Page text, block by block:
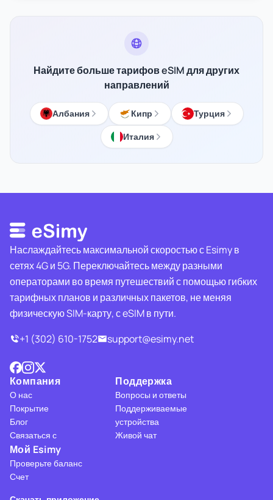
Найдите больше тарифов eSIM для других
направлений
Албания Кипр
Турция
Италия
Наслаждайтесь максимальной скоростью с Esimy в
сетях 4G и 5G. Переключайтесь между разными
операторами во время путешествий с помощью гибких
тарифных планов и различных пакетов, не меняя
физическую SIM-карту, с eSIM в пути.
+1 (302) 610-1752
support@esimy.net
Компания
О нас
Покрытие
Блог
Связаться с
Поддержка
Вопросы и ответы
Поддерживаемые
устройства
Живой чат
Мой Esimy
Проверьте баланс
Счет